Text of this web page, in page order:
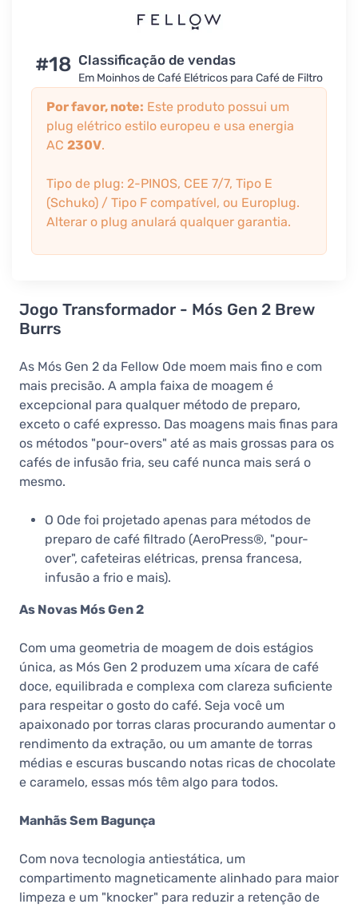
#18 Classificação de vendas
Em Moinhos de Café Elétricos para Café de Filtro
Por favor, note: Este produto possui um
plug elétrico estilo europeu e usa energia
AC 230V.
Tipo de plug: 2-PINOS, CEE 7/7, Tipo E
(Schuko) / Tipo F compatível, ou Europlug.
Alterar o plug anulará qualquer garantia.
Jogo Transformador - Mós Gen 2 Brew
Burrs
As Mós Gen 2 da Fellow Ode moem mais fino e com
mais precisão. A ampla faixa de moagem é
excepcional para qualquer método de preparo,
exceto o café expresso. Das moagens mais finas para
os métodos "pour-overs" até as mais grossas para os
cafés de infusão fria, seu café nunca mais será o
mesmo.
O Ode foi projetado apenas para métodos de
preparo de café filtrado (AeroPress®, "pour-
over", cafeteiras elétricas, prensa francesa,
infusão a frio e mais).
As Novas Mós Gen 2
Com uma geometria de moagem de dois estágios
única, as Mós Gen 2 produzem uma xícara de café
doce, equilibrada e complexa com clareza suficiente
para respeitar o gosto do café. Seja você um
apaixonado por torras claras procurando aumentar o
rendimento da extração, ou um amante de torras
médias e escuras buscando notas ricas de chocolate
e caramelo, essas mós têm algo para todos.
Manhãs Sem Bagunça
Com nova tecnologia antiestática, um
compartimento magneticamente alinhado para maior
limpeza e um "knocker" para reduzir a retenção de